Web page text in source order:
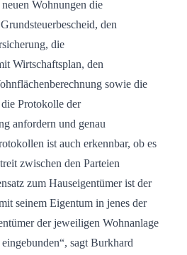
Wohnungen die
den
die
Wirtschaftsplan, den
sowie die
Protokolle der
anfordern und genau
ist auch erkennbar, ob es
zwischen den Parteien
zum Hauseigentümer ist der
seinem Eigentum in jenes der
der jeweiligen Wohnanlage
sagt Burkhard